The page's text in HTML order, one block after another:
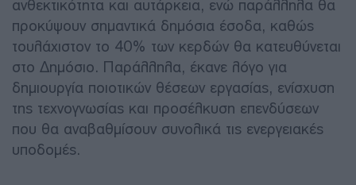
ανθεκτικότητα και αυτάρκεια, ενώ παράλληλα θα
προκύψουν σημαντικά δημόσια έσοδα, καθώς
τουλάχιστον το 40% των κερδών θα κατευθύνεται
στο Δημόσιο. Παράλληλα, έκανε λόγο για
δημιουργία ποιοτικών θέσεων εργασίας, ενίσχυση
της τεχνογνωσίας και προσέλκυση επενδύσεων
που θα αναβαθμίσουν συνολικά τις ενεργειακές
υποδομές.